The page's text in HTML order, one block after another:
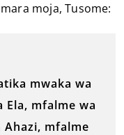
moja, Tusome:
mwaka wa
Ela, mfalme wa
Ahazi, mfalme